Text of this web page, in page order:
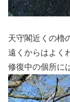
天守閣近くの櫓
遠くからはよく
修復中の個所に